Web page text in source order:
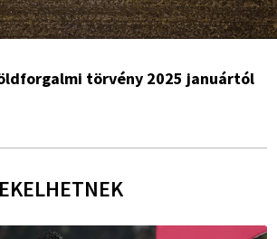
törvény 2025 januártól